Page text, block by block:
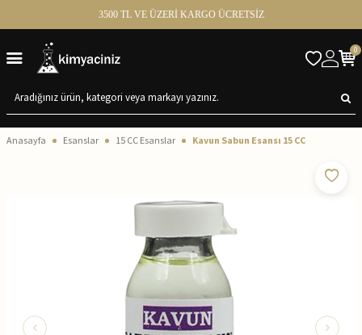
3500 TL VE ÜZERİ KARGO ÜCRETSİZ
0
Anasayfa Esanslar 15 CC Esanslar Kavun Sabun Esansı 15 CC